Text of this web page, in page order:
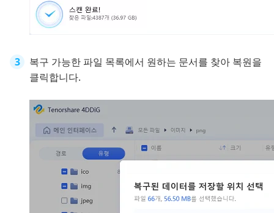
복구 가능한 파일 목록에서 원하는 문서를 찾아 복원을
클릭합니다.